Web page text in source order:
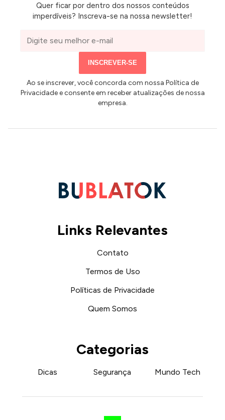
ANÚNCIOS
Quer ficar por dentro dos nossos conteúdos
imperdíveis? Inscreva-se na nossa newsletter!
Seu
mail
INSCREVER-SE
Ao se inscrever, você concorda com nossa Política de
Privacidade e consente em receber atualizações de nossa
empresa.
Links Relevantes
Contato
Termos de Uso
Políticas de Privacidade
Quem Somos
Categorias
Dicas Segurança Mundo Tech